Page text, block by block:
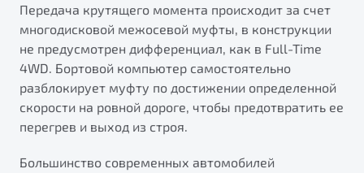
Передача крутящего момента происходит за счет
многодисковой межосевой муфты, в конструкции
не предусмотрен дифференциал, как в Full-Time
4WD. Бортовой компьютер самостоятельно
разблокирует муфту по достижении определенной
скорости на ровной дороге, чтобы предотвратить ее
перегрев и выход из строя.
Большинство современных автомобилей